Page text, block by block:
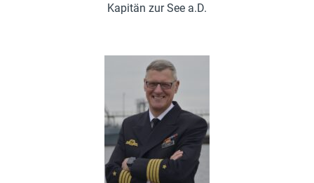
Kapitän zur See a.D.